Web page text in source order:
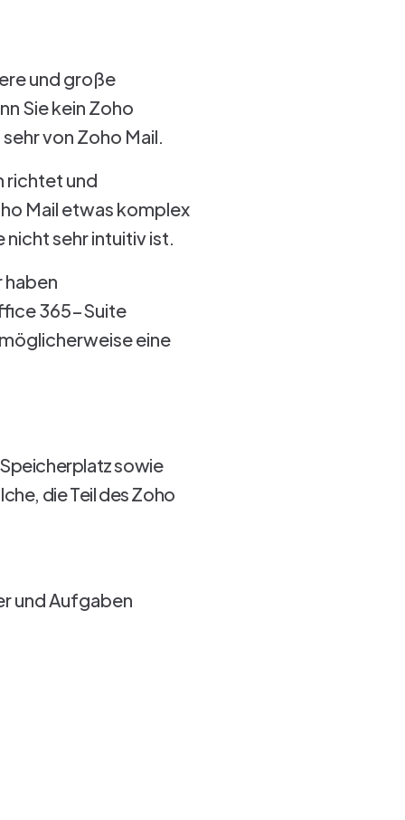
und große
Sie kein Zoho
von Zoho Mail.
richtet und
Mail etwas komplex
sehr intuitiv ist.
365-Suite
eine
sowie
die Teil des Zoho
und Aufgaben